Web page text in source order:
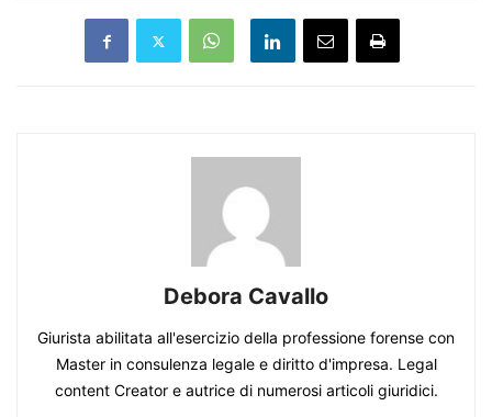
Debora Cavallo
Giurista abilitata all'esercizio della professione forense con
Master in consulenza legale e diritto d'impresa. Legal
content Creator e autrice di numerosi articoli giuridici.